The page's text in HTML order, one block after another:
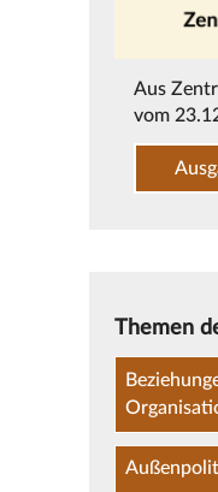
Aus
vom
Themen